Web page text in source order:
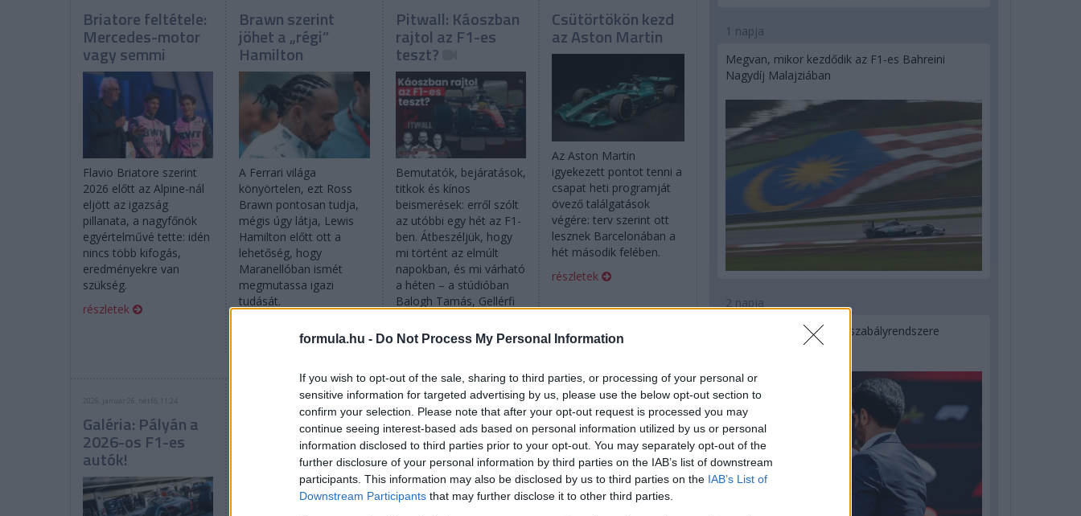
formula.hu - Do Not Process My Personal Information
If you wish to opt-out of the sale, sharing to third parties, or processing of your personal or
sensitive information for targeted advertising by us, please use the below opt-out section to
confirm your selection. Please note that after your opt-out request is processed you may
continue seeing interest-based ads based on personal information utilized by us or personal
information disclosed to third parties prior to your opt-out. You may separately opt-out of the
further disclosure of your personal information by third parties on the IAB’s list of downstream
participants. This information may also be disclosed by us to third parties on the IAB’s List of
Downstream Participants that may further disclose it to other third parties.
Briatore feltétele:
Mercedes-motor
vagy semmi
Flavio Briatore szerint
2026 előtt az Alpine-nál
eljött az igazság
pillanata, a nagyfőnök
egyértelművé tette: idén
nincs több kifogás,
eredményekre van
szükség.
részletek
Brawn szerint
jöhet a „régi”
Hamilton
A Ferrari világa
könyörtelen, ezt Ross
Brawn pontosan tudja,
mégis úgy látja, Lewis
Hamilton előtt ott a
lehetőség, hogy
Maranellóban ismét
megmutassa igazi
tudását.
Pitwall: Káoszban
rajtol az F1-es
teszt?
Bemutatók, bejáratások,
titkok és kínos
beismerések: erről szólt
az utóbbi egy hét az F1-
ben. Átbeszéljük, hogy
mi történt az elmúlt
napokban, és mi várható
a héten – a stúdióban
Balogh Tamás, Gellérfi
Tamás.
Csütörtökön kezd
az Aston Martin
Az Aston Martin
igyekezett pontot tenni a
csapat heti programját
övező találgatások
végére: terv szerint ott
lesznek Barcelonában a
hét második felében.
részletek
2026. január 26. hétfő, 11:24
Galéria: Pályán a
2026-os F1-es
autók!
2026. január 26. hétfő, 09:09
Tesztfestéssel
érkezett meg az új
McLaren
2026. január 26. hétfő, 08:46
Megmutatta igazi
2026-os autóját a
Red Bull
2026. január 26. hétfő, 08:13
Megerősítette az
Alpine: Horner
érdeklődik
1 napja
Megvan, mikor kezdődik az F1-es Bahreini
Nagydíj Malajziában
2 napja
Ilyen lehet a jövő F1-es szabályrendszere
Domenicali szerint